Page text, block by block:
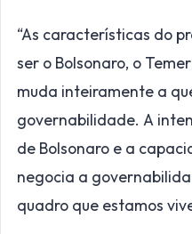
“As características do
ser o Bolsonaro, o
muda inteiramente a
governabilidade. A
de Bolsonaro e a
negocia a
quadro que estamos